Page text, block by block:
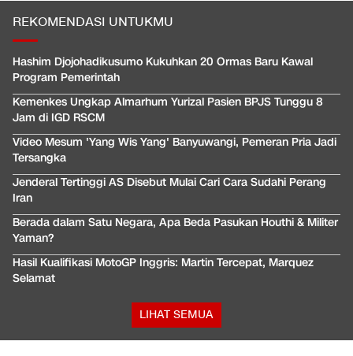
REKOMENDASI UNTUKMU
Hashim Djojohadikusumo Kukuhkan 20 Ormas Baru Kawal
Program Pemerintah
Kemenkes Ungkap Almarhum Yurizal Pasien BPJS Tunggu 8
Jam di IGD RSCM
Video Mesum 'Yang Wis Yang' Banyuwangi, Pemeran Pria Jadi
Tersangka
Jenderal Tertinggi AS Disebut Mulai Cari Cara Sudahi Perang
Iran
Berada dalam Satu Negara, Apa Beda Pasukan Houthi & Militer
Yaman?
Hasil Kualifikasi MotoGP Inggris: Martin Tercepat, Marquez
Selamat
LIHAT SEMUA